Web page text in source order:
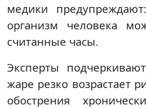
медики
организм человека
считанные часы.
Эксперты
жаре резко возрастает
обострения